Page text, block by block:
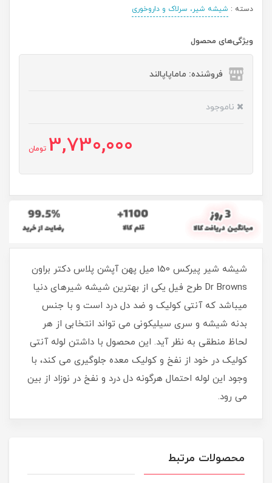
دسته : شیشه شیر، سرلاک و داروخوری
ویژگی‌های محصول
فروشنده: ماماپاپالند
ناموجود
3,730,000 تومان
شیشه شیر پیرکس 150 میل پهن آپشن پلاس دکتر براون
Dr Browns طرح فیل یکی از بهترین شیشه شیرهای دنیا
میباشد که آنتی کولیک و ضد دل درد است و با جنس
بدنه شیشه و سری سیلیکونی می تواند انتخابی از هر
لحاظ منطقی به نظر آید. این محصول با داشتن لوله آنتی‌
کولیک در خود از نفخ و کولیک معده جلوگیری می‌ کند، با
وجود این لوله احتمال هرگونه دل ‌درد و نفخ در نوزاد از بین
می رود.
محصولات مرتبط